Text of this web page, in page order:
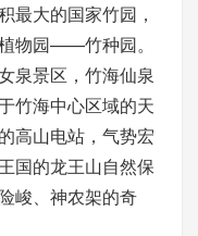
最大的国家竹园，
物园——竹种园。
泉景区，竹海仙泉
竹海中心区域的天
高山电站，气势宏
国的龙王山自然保
峻、神农架的奇